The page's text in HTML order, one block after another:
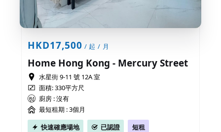
HKD17,500 / 起 / 月
Home Hong Kong - Mercury Street
水星街 9-11 號 12A 室
面積: 330平方尺
廚房 : 沒有
最短租期 :3個月
快速確應場地
已認證 短租